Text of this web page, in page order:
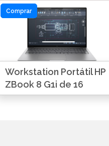
Comprar
Workstation Portátil HP
ZBook 8 G1i de 16